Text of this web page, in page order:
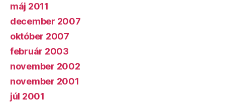
máj 2011
december 2007
október 2007
február 2003
november 2002
november 2001
júl 2001